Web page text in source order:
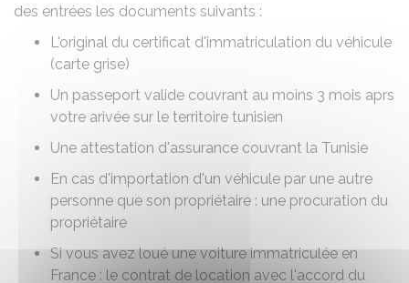
des entrées les documents suivants :
L'original du certificat d'immatriculation du véhicule
(carte grise)
Un passeport valide couvrant au moins 3 mois aprs
votre arivée sur le territoire tunisien
Une attestation d'assurance couvrant la Tunisie
En cas d'importation d'un véhicule par une autre
personne que son propriétaire : une procuration du
propriétaire
Si vous avez loué une voiture immatriculée en
France : le contrat de location avec l'accord du